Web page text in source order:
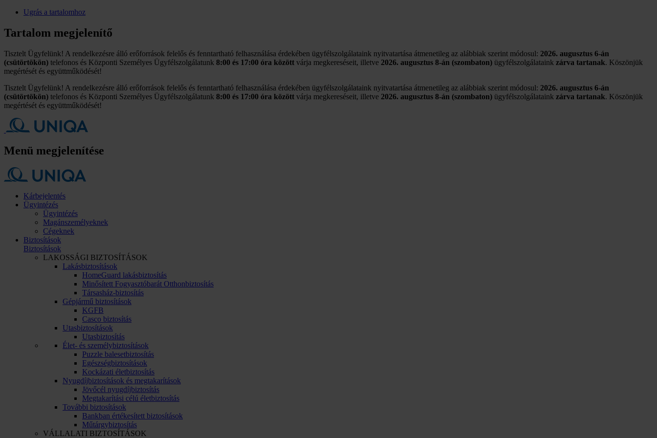
Ugrás a tartalomhoz
Tartalom megjelenítő
Tisztelt Ügyfelünk! A rendelkezésre álló erőforrások felelős és fenntartható felhasználása érdekében ügyfélszolgálataink nyitvatartása átmenetileg az alábbiak szerint módosul: 2026. augusztus 6-án
(csütörtökön) telefonos és Központi Személyes Ügyfélszolgálatunk 8:00 és 17:00 óra között várja megkereséseit, illetve 2026. augusztus 8-án (szombaton) ügyfélszolgálataink zárva tartanak. Köszönjük
megértését és együttműködését!
Tisztelt Ügyfelünk! A rendelkezésre álló erőforrások felelős és fenntartható felhasználása érdekében ügyfélszolgálataink nyitvatartása átmenetileg az alábbiak szerint módosul: 2026. augusztus 6-án
(csütörtökön) telefonos és Központi Személyes Ügyfélszolgálatunk 8:00 és 17:00 óra között várja megkereséseit, illetve 2026. augusztus 8-án (szombaton) ügyfélszolgálataink zárva tartanak. Köszönjük
megértését és együttműködését!
Menü megjelenítése
Kárbejelentés
Ügyintézés
Ügyintézés
Magánszemélyeknek
Cégeknek
Biztosítások
Biztosítások
LAKOSSÁGI BIZTOSÍTÁSOK
Lakásbiztosítások
HomeGuard lakásbiztosítás
Minősített Fogyasztóbarát Otthonbiztosítás
Társasház-biztosítás
Gépjármű biztosítások
KGFB
Casco biztosítás
Utasbiztosítások
Utasbiztosítás
Élet- és személybiztosítások
Puzzle balesetbiztosítás
Egészségbiztosítások
Kockázati életbiztosítás
Nyugdíjbiztosítások és megtakarítások
Jövőcél nyugdíjbiztosítás
Megtakarítási célú életbiztosítás
További biztosítások
Bankban értékesített biztosítások
Műtárgybiztosítás
VÁLLALATI BIZTOSÍTÁSOK